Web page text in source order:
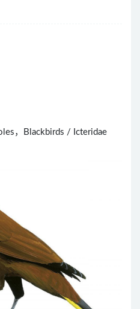
，Blackbirds / Icteridae